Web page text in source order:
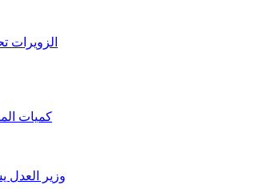
الزويرات
كميات
وزير العدل